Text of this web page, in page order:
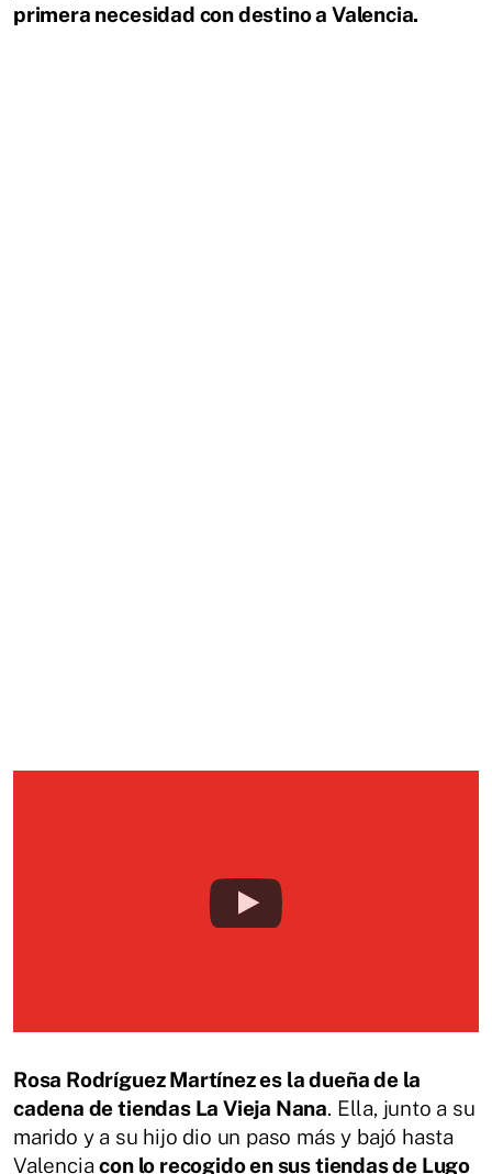
primera necesidad con destino a Valencia.
Rosa Rodríguez Martínez es la dueña de la
cadena de tiendas La Vieja Nana. Ella, junto a su
marido y a su hijo dio un paso más y bajó hasta
Valenciacon lo recogido en sus tiendas de Lugo